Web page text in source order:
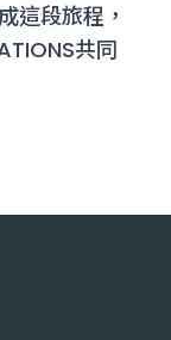
這段旅程，
共同